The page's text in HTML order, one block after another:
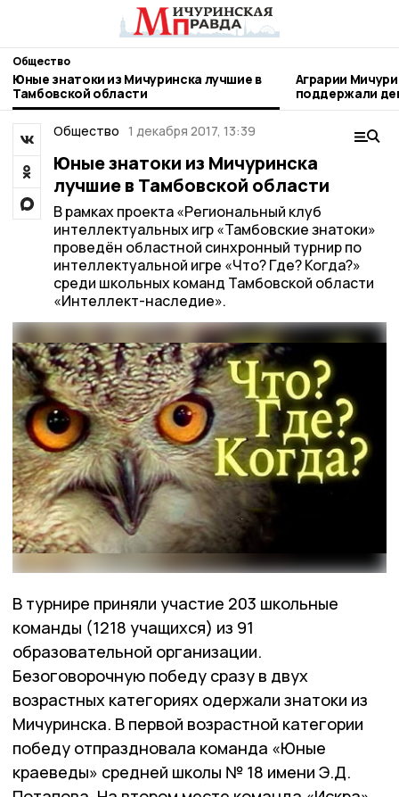
Общество
Юные знатоки из Мичуринска лучшие в
Тамбовской области
Аграрии
поддержали день
труда
Общество 1 декабря 2017, 13:39
Юные знатоки из Мичуринска
лучшие в Тамбовской области
В рамках проекта «Региональный клуб
интеллектуальных игр «Тамбовские знатоки»
проведён областной синхронный турнир по
интеллектуальной игре «Что? Где? Когда?»
среди школьных команд Тамбовской области
«Интеллект-наследие».
В турнире приняли участие 203 школьные
команды (1218 учащихся) из 91
образовательной организации.
Безоговорочную победу сразу в двух
возрастных категориях одержали знатоки из
Мичуринска. В первой возрастной категории
победу отпраздновала команда «Юные
краеведы» средней школы № 18 имени Э.Д.